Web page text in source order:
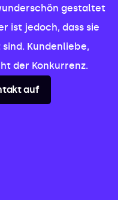
gestaltet
ist jedoch, dass sie
Kundenliebe,
der Konkurrenz.
auf